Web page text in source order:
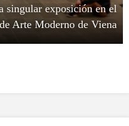
singular exposición en el
Arte Moderno de Viena